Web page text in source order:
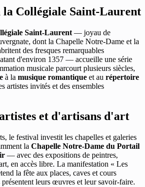
la Collégiale Saint-Laurent
Saint-Laurent — joyau de
dont la Chapelle Notre-Dame et la
des fresques remarquables
d'environ 1357 — accueille une série
musicale parcourt plusieurs siècles,
à la musique romantique et au répertoire
artistes invités et des ensembles
et d'artisans d'art
le festival investit les chapelles et galeries
la Chapelle Notre-Dame du Portail
— avec des expositions de peintres,
en accès libre. La manifestation « Les
la fête aux places, caves et cours
leurs œuvres et leur savoir-faire.